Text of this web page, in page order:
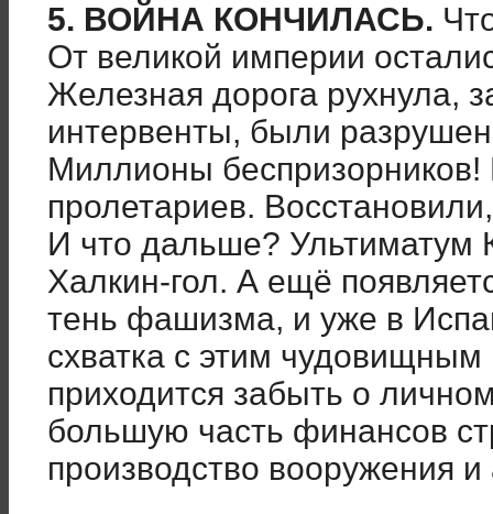
5. ВОЙНА КОНЧИЛАСЬ.
От великой империи
Железная дорога рухнула,
интервенты, были
Миллионы беспризорников!
пролетариев.
И что дальше?
Халкин-гол. А ещё
тень фашизма, и уже в
схватка с этим
приходится забыть о
большую часть финансов
производство вооружения